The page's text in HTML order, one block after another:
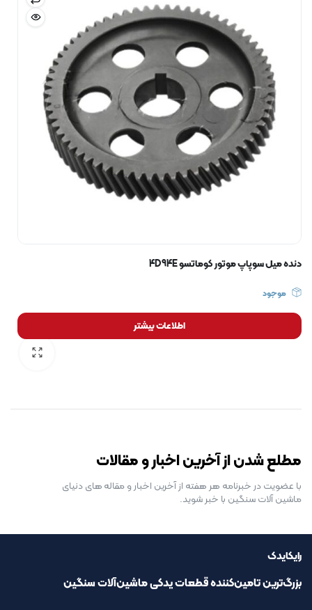
دنده میل سوپاپ موتور کوماتسو 4D94E
موجود
اطلاعات بیشتر
مطلع شدن از آخرین اخبار و مقالات
با عضویت در خبرنامه هر هفته از آخرین اخبار و مقاله های دنیای
ماشین آلات سنگین با خبر شوید.
رایکایدک
بزرگ‌ترین تامین‌کننده قطعات یدکی ماشین‌آلات سنگین